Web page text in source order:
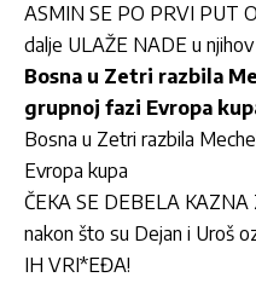
ASMIN SE PO PRVI PUT
dalje ULAŽE NADE u
Bosna u Zetri razbila
grupnoj fazi Evropa
Bosna u Zetri razbila
Evropa kupa
ČEKA SE DEBELA KAZNA
nakon što su Dejan i Uroš
IH VRI*EĐA!